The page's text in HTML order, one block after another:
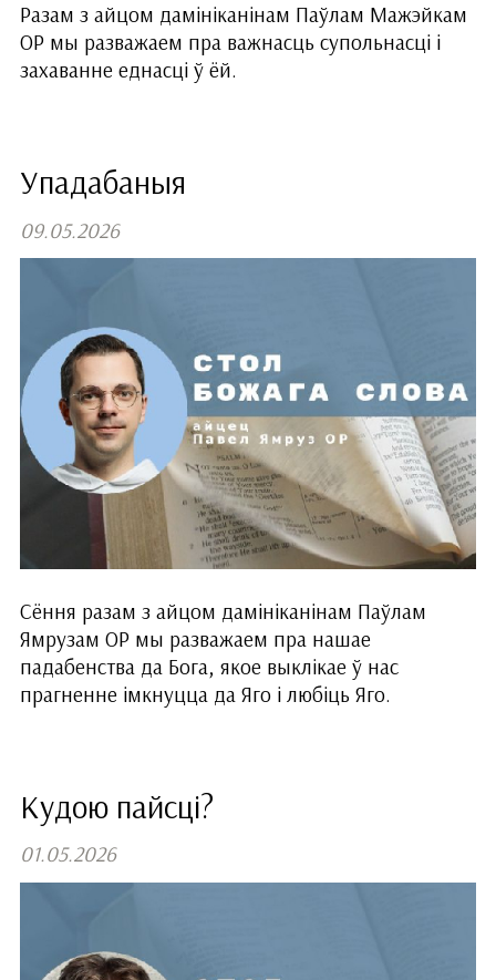
Разам з айцом дамініканінам Паўлам Мажэйкам
ОР мы разважаем пра важнасць супольнасці і
захаванне еднасці ў ёй.
Упадабаныя
09.05.2026
Сёння разам з айцом дамініканінам Паўлам
Ямрузам ОР мы разважаем пра нашае
падабенства да Бога, якое выклікае ў нас
прагненне імкнуцца да Яго і любіць Яго.
Кудою пайсці?
01.05.2026